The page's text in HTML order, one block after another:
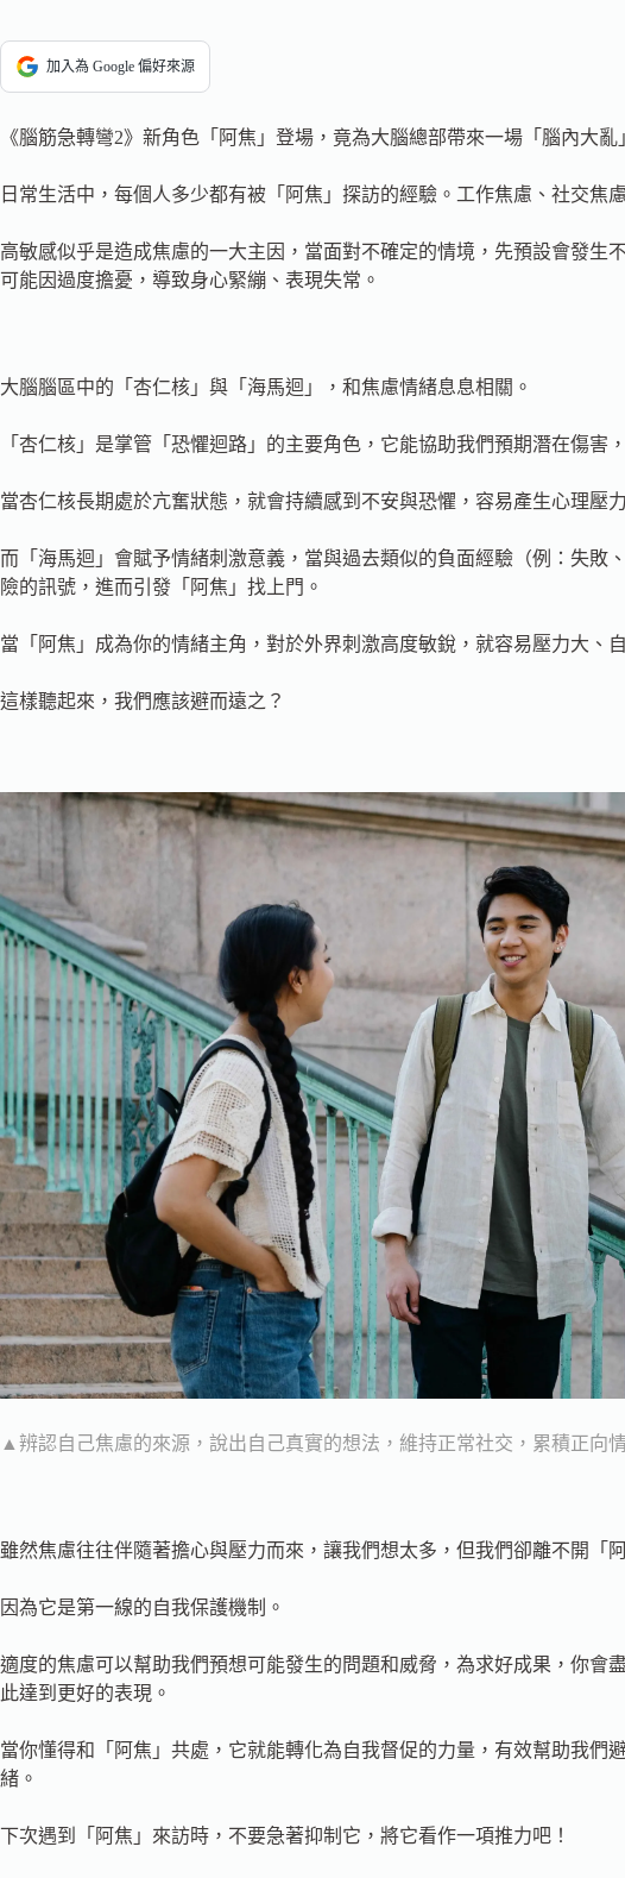
加入為 Google 偏好來源
《腦筋急轉彎2》新角色「阿焦」登場，竟為大腦總部帶來一場「腦內大亂
日常生活中，每個人多少都有被「阿焦」探訪的經驗。工作焦慮、社交
高敏感似乎是造成焦慮的一大主因，當面對不確定的情境，先預設會發生
可能因過度擔憂，導致身心緊繃、表現失常。
大腦腦區中的「杏仁核」與「海馬迴」，和焦慮情緒息息相關。
「杏仁核」是掌管「恐懼迴路」的主要角色，它能協助我們預期潛在傷害
當杏仁核長期處於亢奮狀態，就會持續感到不安與恐懼，容易產生心理壓
而「海馬迴」會賦予情緒刺激意義，當與過去類似的負面經驗（例：失敗
險的訊號，進而引發「阿焦」找上門。
當「阿焦」成為你的情緒主角，對於外界刺激高度敏銳，就容易壓力大、
這樣聽起來，我們應該避而遠之？
▲ 辨認自己焦慮的來源，說出自己真實的想法，維持正常社交，累積正向
雖然焦慮往往伴隨著擔心與壓力而來，讓我們想太多，但我們卻離不開「
因為它是第一線的自我保護機制。
適度的焦慮可以幫助我們預想可能發生的問題和威脅，為求好成果，你會
此達到更好的表現。
當你懂得和「阿焦」共處，它就能轉化為自我督促的力量，有效幫助我們
緒。
下次遇到「阿焦」來訪時，不要急著抑制它，將它看作一項推力吧！